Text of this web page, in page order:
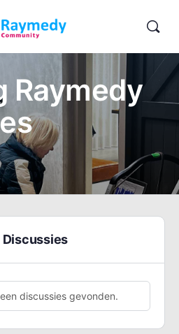
Raymedy
Discussies
discussies gevonden.